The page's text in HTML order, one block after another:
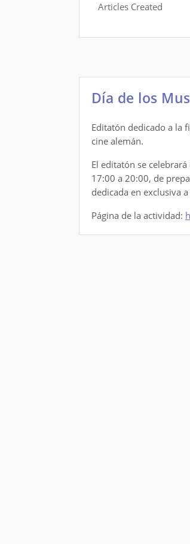
Articles Created
Día de los
Editatón dedicado a la
cine alemán.
El editatón se
17:00 a 20:00, de
dedicada en exclusiva
Página de la actividad: